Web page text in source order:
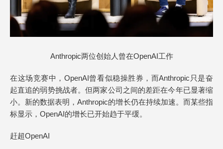
Anthropic两位创始人曾在OpenAI工作
在这场竞赛中，OpenAI曾看似稳操胜券，而Anthropic只是奋
起直追的弱势挑战者。但两家公司之间的差距在今年已显著缩
小。新的数据表明，Anthropic的增长仍在持续加速。而某些指
标显示，OpenAI的增长已开始趋于平缓。
赶超OpenAI